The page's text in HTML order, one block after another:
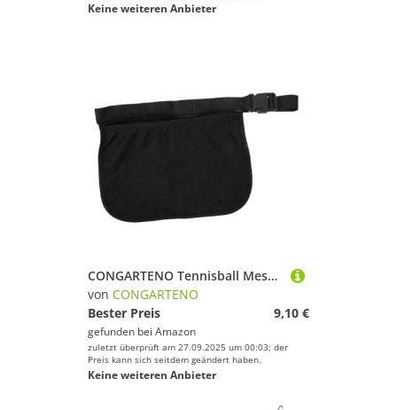
Keine weiteren Anbieter
CONGARTENO Tennisball Mesh Tasche Elastisch Langlebig Aufbewahrungstasche Golf Baseball Tragbar Gürteltasche für Training und Sport
von CONGARTENO
Bester Preis
9,10 €
gefunden bei Amazon
zuletzt überprüft am 27.09.2025 um 00:03; der
Preis kann sich seitdem geändert haben.
Keine weiteren Anbieter